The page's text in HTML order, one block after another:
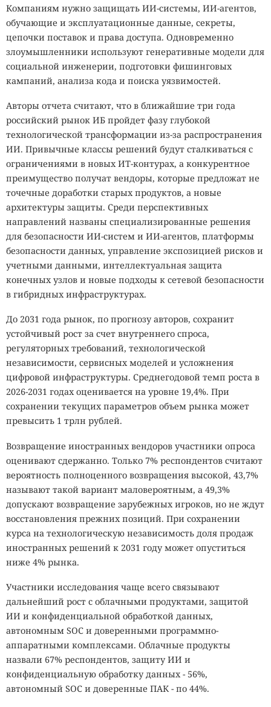
Компаниям нужно защищать ИИ-системы, ИИ-агентов,
обучающие и эксплуатационные данные, секреты,
цепочки поставок и права доступа. Одновременно
злоумышленники используют генеративные модели для
социальной инженерии, подготовки фишинговых
кампаний, анализа кода и поиска уязвимостей.
Авторы отчета считают, что в ближайшие три года
российский рынок ИБ пройдет фазу глубокой
технологической трансформации из-за распространения
ИИ. Привычные классы решений будут сталкиваться с
ограничениями в новых ИТ-контурах, а конкурентное
преимущество получат вендоры, которые предложат не
точечные доработки старых продуктов, а новые
архитектуры защиты. Среди перспективных
направлений названы специализированные решения
для безопасности ИИ-систем и ИИ-агентов, платформы
безопасности данных, управление экспозицией рисков и
учетными данными, интеллектуальная защита
конечных узлов и новые подходы к сетевой безопасности
в гибридных инфраструктурах.
До 2031 года рынок, по прогнозу авторов, сохранит
устойчивый рост за счет внутреннего спроса,
регуляторных требований, технологической
независимости, сервисных моделей и усложнения
цифровой инфраструктуры. Среднегодовой темп роста в
2026-2031 годах оценивается на уровне 19,4%. При
сохранении текущих параметров объем рынка может
превысить 1 трлн рублей.
Возвращение иностранных вендоров участники опроса
оценивают сдержанно. Только 7% респондентов считают
вероятность полноценного возвращения высокой, 43,7%
называют такой вариант маловероятным, а 49,3%
допускают возвращение зарубежных игроков, но не ждут
восстановления прежних позиций. При сохранении
курса на технологическую независимость доля продаж
иностранных решений к 2031 году может опуститься
ниже 4% рынка.
Участники исследования чаще всего связывают
дальнейший рост с облачными продуктами, защитой
ИИ и конфиденциальной обработкой данных,
автономным SOC и доверенными программно-
аппаратными комплексами. Облачные продукты
назвали 67% респондентов, защиту ИИ и
конфиденциальную обработку данных - 56%,
автономный SOC и доверенные ПАК - по 44%.